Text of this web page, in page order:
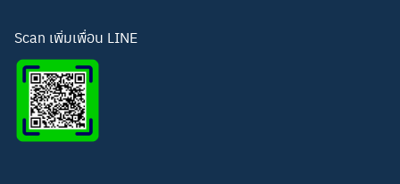
อีเมล: hightechwichian@gmail.com
Scan เพิ่มเพื่อน LINE